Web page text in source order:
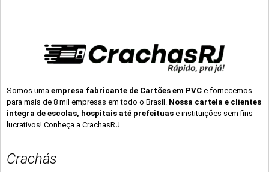
Somos uma empresa fabricante de Cartões em PVC e fornecemos
para mais de 8 mil empresas em todo o Brasil. Nossa cartela e clientes
integra de escolas, hospitais até prefeituas e instituições sem fins
lucrativos! Conheça a CrachasRJ
Crachás